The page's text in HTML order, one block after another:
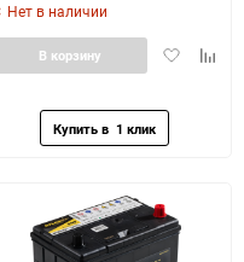
Нет в наличии
Добавить
В корзину